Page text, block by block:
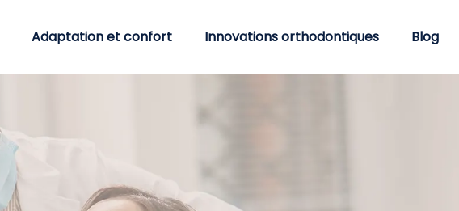
Adaptation et confort Innovations orthodontiques Blog